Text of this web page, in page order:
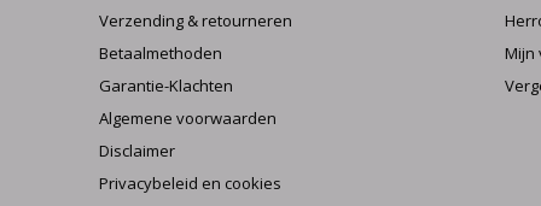
Verzending & retourneren
Betaalmethoden
Garantie-Klachten
Algemene voorwaarden
Disclaimer
Privacybeleid en cookies
Mijn